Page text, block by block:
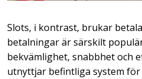
Slots, i kontrast, brukar
betalningar är särskilt
bekvämlighet, snabbhet och
utnyttjar befintliga system